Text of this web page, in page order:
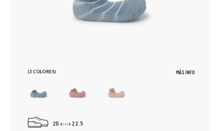
(3 COLORES) MÁS INFO
20 22.5